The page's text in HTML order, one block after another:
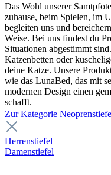
Das Wohl unserer
zuhause, beim Spielen, im
begleiten uns und
Weise. Bei uns findest du
Situationen abgestimmt
Katzenbetten oder
deine Katze. Unsere
wie das LunaBed, das mit
modernen Design einen
schafft.
Zur Kategorie
Herrenstiefel
Damenstiefel